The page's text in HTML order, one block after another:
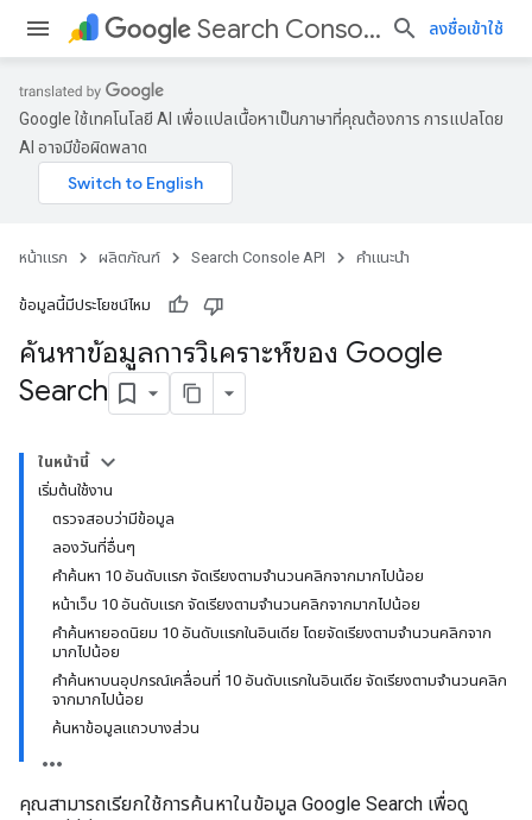
Search Console API ลงชื่อเข้าใช้
Google ใช้เทคโนโลยี AI เพื่อแปลเนื้อหาเป็นภาษาที่คุณต้องการ การแปลโดย
AI อาจมีข้อผิดพลาด
หน้าแรก ผลิตภัณฑ์ Search Console API คำแนะนำ
ข้อมูลนี้มีประโยชน์ไหม
ค้นหาข้อมูลการวิเคราะห์ของ Google
Search
ในหน้านี้
เริ่มต้นใช้งาน
ตรวจสอบว่ามีข้อมูล
ลองวันที่อื่นๆ
คำค้นหา 10 อันดับแรก จัดเรียงตามจํานวนคลิกจากมากไปน้อย
หน้าเว็บ 10 อันดับแรก จัดเรียงตามจำนวนคลิกจากมากไปน้อย
คำค้นหายอดนิยม 10 อันดับแรกในอินเดีย โดยจัดเรียงตามจำนวนคลิกจาก
มากไปน้อย
คำค้นหาบนอุปกรณ์เคลื่อนที่ 10 อันดับแรกในอินเดีย จัดเรียงตามจำนวนคลิก
จากมากไปน้อย
ค้นหาข้อมูลแถวบางส่วน
คุณสามารถเรียกใช้การค้นหาในข้อมูล Google Search เพื่อดู